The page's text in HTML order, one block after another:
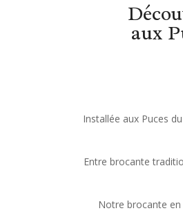
aux
Installée aux Puces
Entre brocante
Notre brocante